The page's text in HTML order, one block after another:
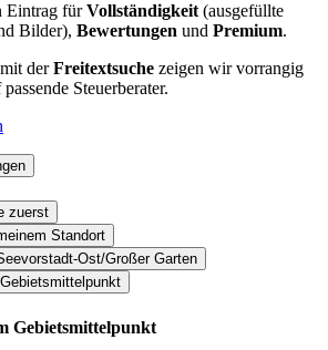
Eintrag fürVollständigkeit(ausgefüllte
Bilder), Bewertungen und Premium.
derFreitextsuche zeigen wir vorrangig
Steuerberater.
zuerst
Standort
Ost/Großer Garten
Gebietsmittelpunkt